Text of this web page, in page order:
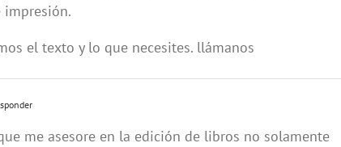
impresión.
el texto y lo que necesites. llámanos
me asesore en la edición de libros no solamente